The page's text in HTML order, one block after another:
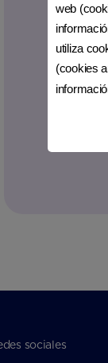
sociales
web
utiliza
(cookies